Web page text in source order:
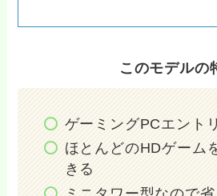
このモデルの
ゲーミングPCエント
ほとんどのHDゲーム
きる